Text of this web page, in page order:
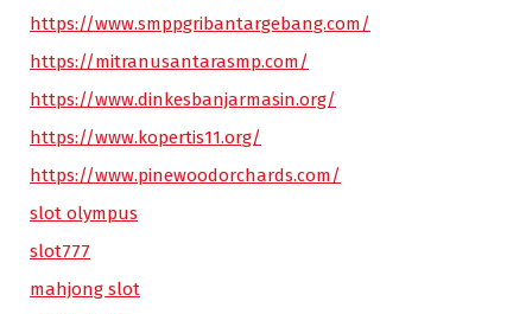
https://www.smppgribantargebang.com/
https://mitranusantarasmp.com/
https://www.dinkesbanjarmasin.org/
https://www.kopertis11.org/
https://www.pinewoodorchards.com/
slot olympus
slot777
mahjong slot